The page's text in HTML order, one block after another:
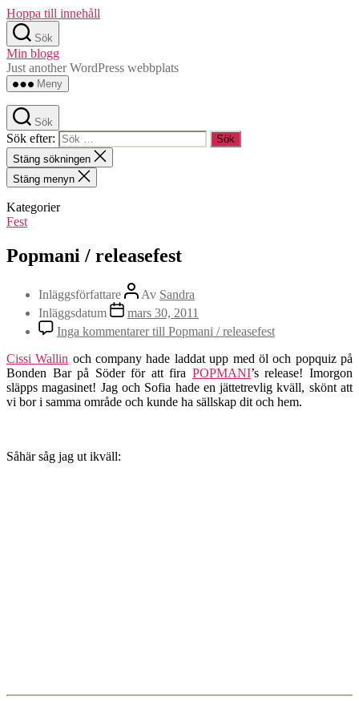
Hoppa till innehåll
Sök
Min blogg
Just another WordPress webbplats
Meny
Sök
Sök efter:
Stäng sökningen
Stäng menyn
Kategorier
Fest
Popmani / releasefest
Inläggsförfattare Av Sandra
Inläggsdatum
mars 30, 2011
Inga kommentarertill Popmani / releasefest
Cissi Wallin och company hade laddat upp med öl och popquiz på
Bonden Bar på Söder för att fira POPMANI’s release! Imorgon
släpps magasinet! Jag och Sofia hade en jättetrevlig kväll, skönt att
vi bor i samma område och kunde ha sällskap dit och hem.
Såhär såg jag ut ikväll: